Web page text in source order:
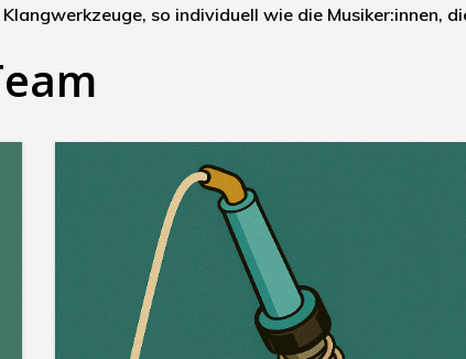
so individuell wie die Musiker:innen,